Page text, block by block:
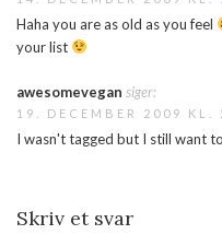
Haha you are as old as you feel
your list
awesomevegan siger:
19. DECEMBER 2009 KL.
I wasn't tagged but I still want
Skriv et svar